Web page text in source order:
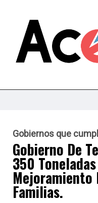
Gobiernos que
Gobierno De
350
Mejoramiento
Familias.